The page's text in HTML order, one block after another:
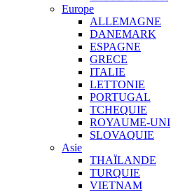
Europe
ALLEMAGNE
DANEMARK
ESPAGNE
GRECE
ITALIE
LETTONIE
PORTUGAL
TCHEQUIE
ROYAUME-UNI
SLOVAQUIE
Asie
THAÏLANDE
TURQUIE
VIETNAM